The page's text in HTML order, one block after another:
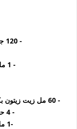
- 120 جرام كاجو غير محمص غير مملح
- 1 ملعقة كبيرة عصير ليمون طازج
- 60 مل زيت زيتون بكر ممتاز ، بالإضافة إلى زيت إضافي للتشحيم
- 4 حبات بصل كبيرة مقطعة ناعماً
-1 ملعقة كبيرة شراب شعير أرز